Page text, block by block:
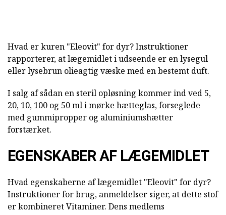
Hvad er kuren "Eleovit" for dyr? Instruktioner
rapporterer, at lægemidlet i udseende er en lysegul
eller lysebrun olieagtig væske med en bestemt duft.
I salg af sådan en steril opløsning kommer ind ved 5,
20, 10, 100 og 50 ml i mørke hætteglas, forseglede
med gummipropper og aluminiumshætter
forstærket.
EGENSKABER AF LÆGEMIDLET
Hvad egenskaberne af lægemidlet "Eleovit" for dyr?
Instruktioner for brug, anmeldelser siger, at dette stof
er kombineret Vitaminer. Dens medlems